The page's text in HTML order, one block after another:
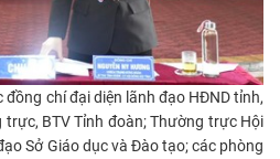
chí đại diện lãnh đạo HĐND tỉnh,
trực, BTV Tỉnh đoàn; Thường trực Hội
Sở Giáo dục và Đào tạo; các phòng